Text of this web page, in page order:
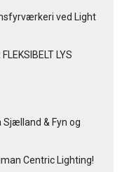
ved Light
LYS
Sjælland & Fyn og
Centric Lighting!